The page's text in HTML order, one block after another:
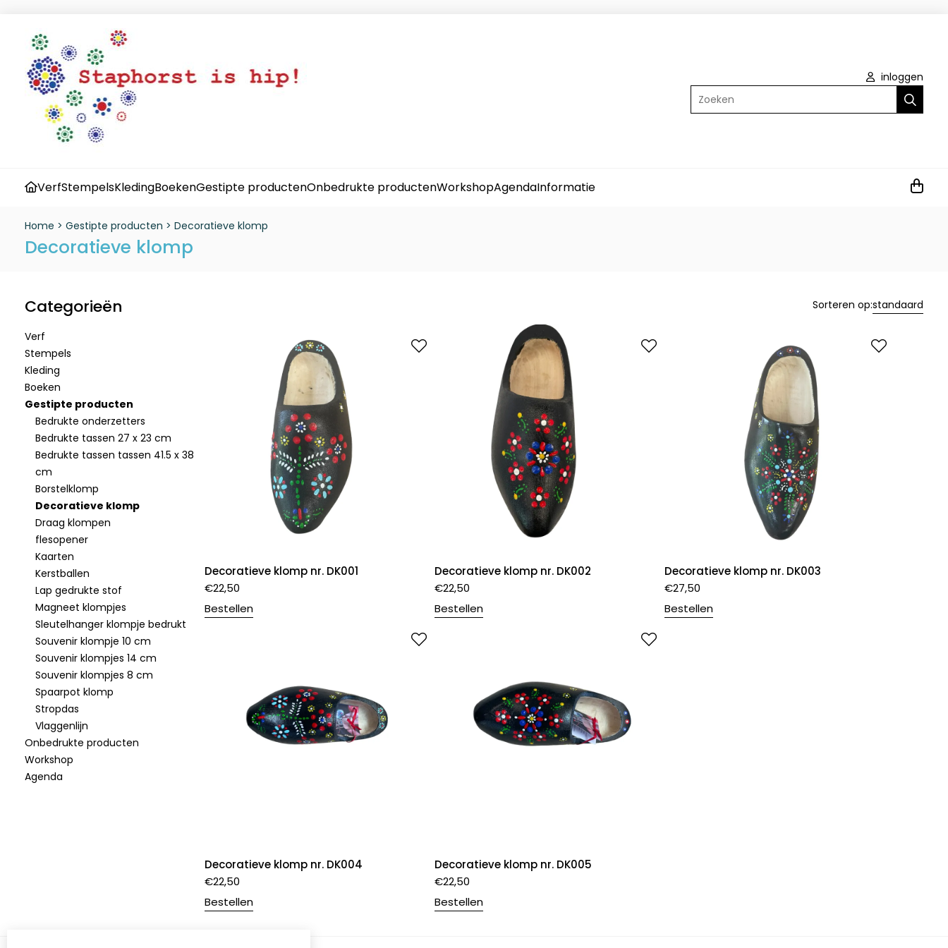
inloggen
Zoeken
VerfStempelsKledingBoekenGestipte productenOnbedrukte productenWorkshopAgendaInformatie
Home > Gestipte producten > Decoratieve klomp
Decoratieve klomp
Categorieën
Verf
Stempels
Kleding
Boeken
Gestipte producten
Bedrukte onderzetters
Bedrukte tassen 27 x 23 cm
Bedrukte tassen tassen 41.5 x 38
cm
Borstelklomp
Decoratieve klomp
Draag klompen
flesopener
Kaarten
Kerstballen
Lap gedrukte stof
Magneet klompjes
Sleutelhanger klompje bedrukt
Souvenir klompje 10 cm
Souvenir klompjes 14 cm
Souvenir klompjes 8 cm
Spaarpot klomp
Stropdas
Vlaggenlijn
Onbedrukte producten
Workshop
Agenda
Sorteren op:standaard
Decoratieve klomp nr. DK001
€22,50
Bestellen
Decoratieve klomp nr. DK002
€22,50
Bestellen
Decoratieve klomp nr. DK003
€27,50
Bestellen
Decoratieve klomp nr. DK004
€22,50
Bestellen
Decoratieve klomp nr. DK005
€22,50
Bestellen